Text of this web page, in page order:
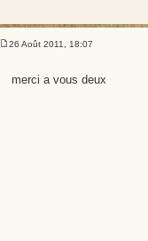
26 Août 2011, 18:07
merci a vous deux